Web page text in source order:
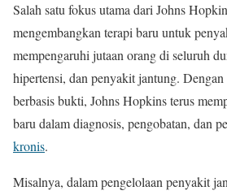
Salah satu fokus utama dari Johns
mengembangkan terapi baru untuk
mempengaruhi jutaan orang di seluruh
hipertensi, dan penyakit jantung.
berbasis bukti, Johns Hopkins terus
baru dalam diagnosis, pengobatan, dan
kronis.
Misalnya, dalam pengelolaan penyakit